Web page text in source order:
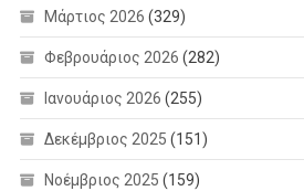
Μάρτιος 2026 (329)
Φεβρουάριος 2026 (282)
Ιανουάριος 2026 (255)
Δεκέμβριος 2025 (151)
Νοέμβριος 2025 (159)